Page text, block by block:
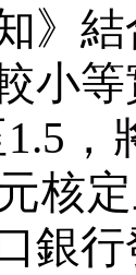
》
小
1.5
核
銀